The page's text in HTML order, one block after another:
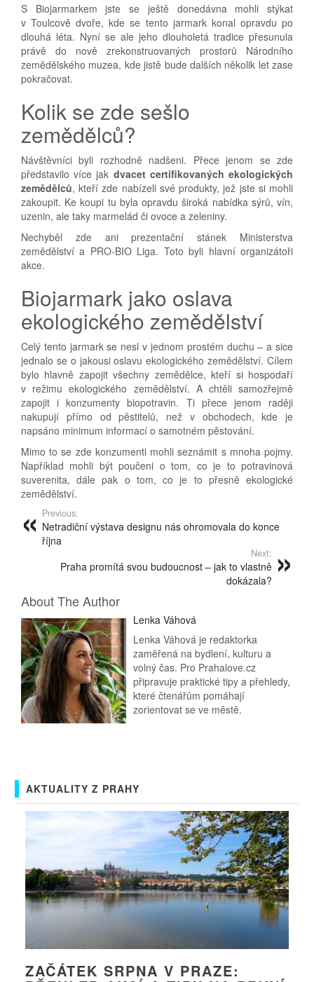
S Biojarmarkem jste se ještě donedávna mohli stýkat
v Toulcově dvoře, kde se tento jarmark konal opravdu po
dlouhá léta. Nyní se ale jeho dlouholetá tradice přesunula
právě do nově zrekonstruovaných prostorů Národního
zemědělského muzea, kde jistě bude dalších několik let zase
pokračovat.
Kolik se zde sešlo
zemědělců?
Návštěvníci byli rozhodně nadšeni. Přece jenom se zde
představilo více jak dvacet certifikovaných ekologických
zemědělců, kteří zde nabízeli své produkty, jež jste si mohli
zakoupit. Ke koupi tu byla opravdu široká nabídka sýrů, vín,
uzenin, ale taky marmelád či ovoce a zeleniny.
Nechyběl zde ani prezentační stánek Ministerstva
zemědělství a PRO-BIO Liga. Toto byli hlavní organizátoři
akce.
Biojarmark jako oslava
ekologického zemědělství
Celý tento jarmark se nesl v jednom prostém duchu – a sice
jednalo se o jakousi oslavu ekologického zemědělství. Cílem
bylo hlavně zapojit všechny zemědělce, kteří si hospodaří
v režimu ekologického zemědělství. A chtěli samozřejmě
zapojit i konzumenty biopotravin. Ti přece jenom raději
nakupují přímo od pěstitelů, než v obchodech, kde je
napsáno minimum informací o samotném pěstování.
Mimo to se zde konzumenti mohli seznámit s mnoha pojmy.
Například mohli být poučeni o tom, co je to potravinová
suverenita, dále pak o tom, co je to přesně ekologické
zemědělství.
Previous:
Netradiční výstava designu nás ohromovala do konce
října
Next:
Praha promítá svou budoucnost – jak to vlastně
dokázala?
About The Author
Lenka Váhová
Lenka Váhová je redaktorka
zaměřená na bydlení, kulturu a
volný čas. Pro Prahalove.cz
připravuje praktické tipy a přehledy,
které čtenářům pomáhají
zorientovat se ve městě.
AKTUALITY Z PRAHY
ZAČÁTEK SRPNA V PRAZE: